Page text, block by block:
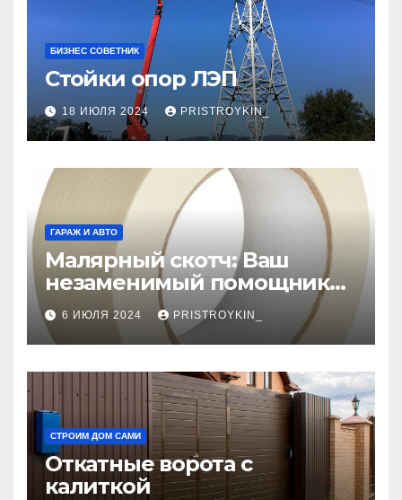
БИЗНЕС СОВЕТНИК
Стойки опор ЛЭП
18 ИЮЛЯ 2024 PRISTROYKIN_
ГАРАЖ И АВТО
Малярный скотч: Ваш
незаменимый помощник
при ремонтных работах
6 ИЮЛЯ 2024 PRISTROYKIN_
СТРОИМ ДОМ САМИ
Откатные ворота с
калиткой